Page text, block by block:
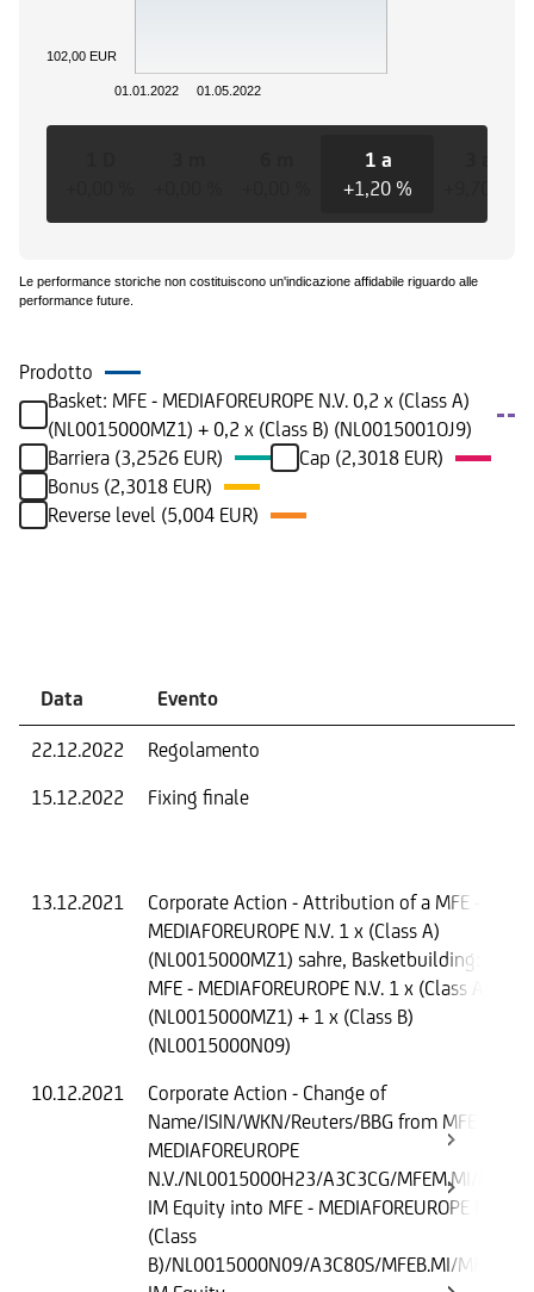
01.01.2022 01.05.2022
102,00 EUR
1 a
+1,20 %
Le performance storiche non costituiscono un'indicazione affidabile riguardo alle
performance future.
Prodotto
Basket: MFE - MEDIAFOREUROPE N.V. 0,2 x (Class A)
(NL0015000MZ1) + 0,2 x (Class B) (NL0015001OJ9)
Barriera (3,2526 EUR)
Cap (2,3018 EUR)
Bonus (2,3018 EUR)
Reverse level (5,004 EUR)
Data Evento
22.12.2022
Regolamento
15.12.2022
Fixing finale
13.12.2021
Corporate Action - Attribution of a MFE -
MEDIAFOREUROPE N.V. 1 x (Class A)
(NL0015000MZ1) sahre, Basketbuilding:
MFE - MEDIAFOREUROPE N.V. 1 x (Class A)
(NL0015000MZ1) + 1 x (Class B)
(NL0015000N09)
10.12.2021
Corporate Action - Change of
Name/ISIN/WKN/Reuters/BBG from MFE -
MEDIAFOREUROPE
N.V./NL0015000H23/A3C3CG/MFEM.MI/MFE
IM Equity into MFE - MEDIAFOREUROPE N.V.
(Class
B)/NL0015000N09/A3C80S/MFEB.MI/MFEB